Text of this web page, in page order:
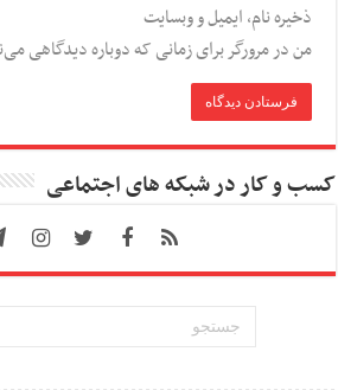
ذخیره نام، ایمیل و وبسایت
من در مرورگر برای زمانی که دوباره دیدگاهی
کسب و کار در شبکه های اجتماعی